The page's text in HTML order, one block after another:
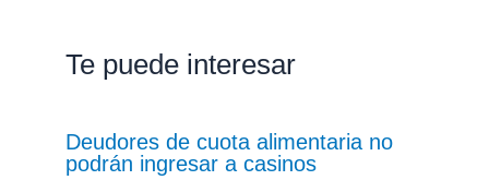
Te puede interesar
Deudores de cuota alimentaria no
podrán ingresar a casinos